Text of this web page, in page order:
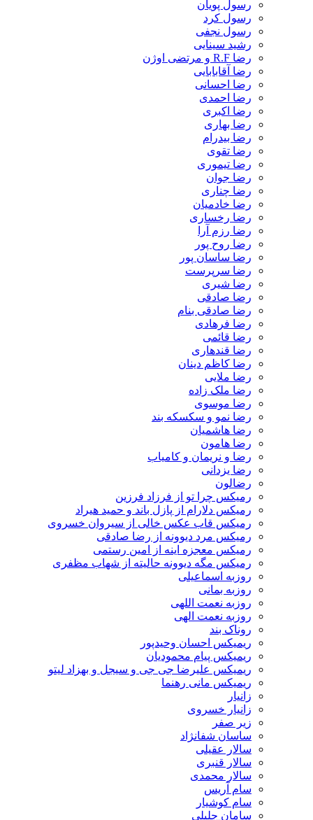
رسول پویان
رسول کرد
رسول نجفی
رشید سینایی
رضا R.F و مرتضی اوژن
رضا آقابابایی
رضا احسانی
رضا احمدی
رضا اکبری
رضا بهاری
رضا بیدرام
رضا تقوی
رضا تیموری
رضا جوان
رضا چناری
رضا خادمیان
رضا رخساری
رضا رزم آرا
رضا روح پور
رضا ساسان پور
رضا سرپرست
رضا شیری
رضا صادقی
رضا صادقی بنام
رضا فرهادی
رضا قائمی
رضا قندهاری
رضا کاظم دینان
رضا ملایی
رضا ملک زاده
رضا موسوی
رضا نمو و سکسکه بند
رضا هاشمیان
رضا هامون
رضا و نریمان و کامیاب
رضا یزدانی
رضالون
رمیکس چرا تو از فرزاد فرزین
رمیکس دلارام از پازل باند و حمید هیراد
رمیکس قاب عکس خالی از سیروان خسروی
رمیکس مرد دیوونه از رضا صادقی
رمیکس معجزه اینه از امین رستمی
رمیکس مگه دیوونه حالیته از شهاب مظفری
روزبه اسماعیلی
روزبه بمانی
روزبه نعمت اللهی
روزبه نعمت الهی
روناک بند
ریمیکس احسان وحیدپور
ریمیکس پیام محمودیان
ریمیکس علیرضا جی جی و سیجل و بهزاد لیتو
ریمیکس مانی رهنما
زانیار
زانیار خسروی
زیر صفر
ساسان شفانژاد
سالار عقیلی
سالار قنبری
سالار محمدی
سام آریس
سام کوشیار
سامان جلیلی